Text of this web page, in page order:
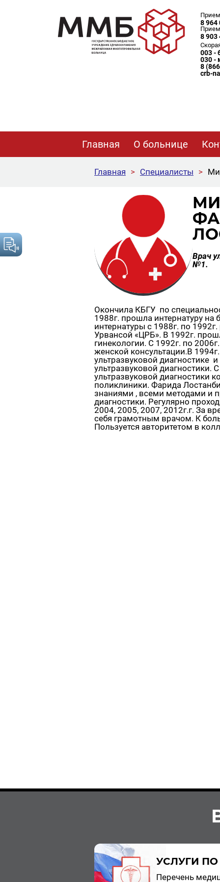
8 964
8 903
003 -
030 -
8
crb-
Главная О больнице
Главная > Специалисты >
Врач
№1.
Окончила КБГУ по
1988г. прошла интернатуру на
интернатуры с 1988г. по
Урвансой «ЦРБ». В 1992г.
гинекологии. С 1992г. по
женской консультации.В
ультразвуковой диагностике
ультразвуковой диагностики.
ультразвуковой диагностики
поликлиники. Фарида
знаниями , всеми методами и
диагностики. Регулярно
2004, 2005, 2007, 2012г.г. За
себя грамотным врачом. К
Пользуется авторитетом в
УСЛУГИ
Пе­ре­чень